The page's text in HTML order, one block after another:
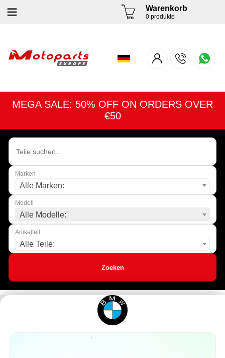
Warenkorb
0 produkte
MEGA SALE: 50% OFF ON ORDERS OVER
€50
Marken
Alle Marken:
Modell
Alle Modelle:
Artikelteil
Alle Teile:
Zoeken